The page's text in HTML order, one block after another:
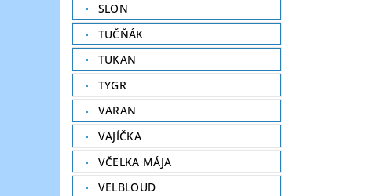
SLON
TUČŇÁK
TUKAN
TYGR
VARAN
VAJÍČKA
VČELKA MÁJA
VELBLOUD